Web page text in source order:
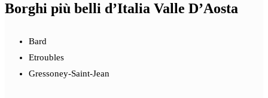
Borghi più belli d’Italia Valle D’Aosta
Bard
Etroubles
Gressoney-Saint-Jean